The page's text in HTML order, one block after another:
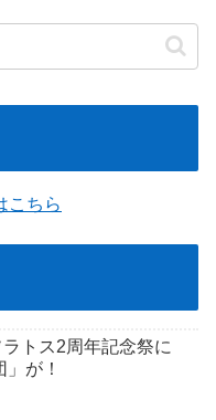
こちら
ラトス2周年記念祭に
」が！